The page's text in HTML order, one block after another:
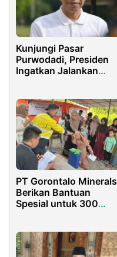
Kunjungi Pasar
Purwodadi, Presiden
Ingatkan Jalankan
PT Gorontalo Minerals
Berikan Bantuan
Spesial untuk 300